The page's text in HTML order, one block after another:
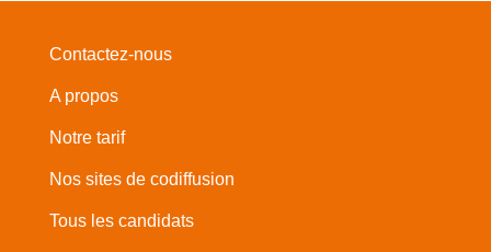
Contactez-nous
A propos
Notre tarif
Nos sites de codiffusion
Tous les candidats